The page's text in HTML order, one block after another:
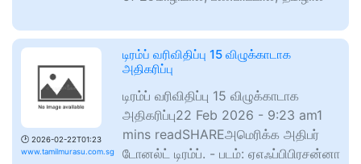
🕑 2026-02-22T01:23
www.tamilmurasu.com.sg
டிரம்ப் வரிவிதிப்பு 15 விழுக்காடாக
அதிகரிப்பு
டிரம்ப் வரிவிதிப்பு 15 விழுக்காடாக
அதிகரிப்பு22 Feb 2026 - 9:23 am1
mins readSHAREஅமெரிக்க அதிபர்
டோனல்ட் டிரம்ப். - படம்: ஏஎஃப்பிபிரசன்னா